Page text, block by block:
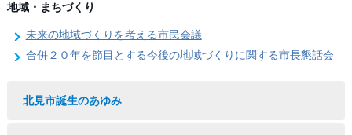
地域・まちづくり
未来の地域づくりを考える市民会議
合併２０年を節目とする今後の地域づくりに関する市長懇話会
北見市誕生のあゆみ